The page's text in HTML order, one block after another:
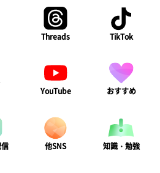
Threads TikTok
YouTube おすすめ
他SNS 知識・勉強